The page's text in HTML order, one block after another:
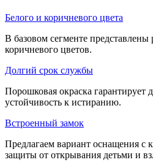
Белого и коричневого цвета
В базовом сегменте представлены
коричневого цветов.
Долгий срок службы
Порошковая окраска гарантирует
устойчивость к истиранию.
Встроенный замок
Предлагаем вариант оснащения с
защиты от открывания детьми и